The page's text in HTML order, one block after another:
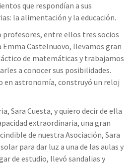
que respondían a sus
la alimentación y la educación.
profesores, entre ellos tres socios
Emma Castelnuovo, llevamos gran
de matemáticas y trabajamos
a conocer sus posibilidades.
en astronomía, construyó un reloj
Sara Cuesta, y quiero decir de ella
extraordinaria, una gran
de nuestra Asociación, Sara
para dar luz a una de las aulas y
de estudio, llevó sandalias y